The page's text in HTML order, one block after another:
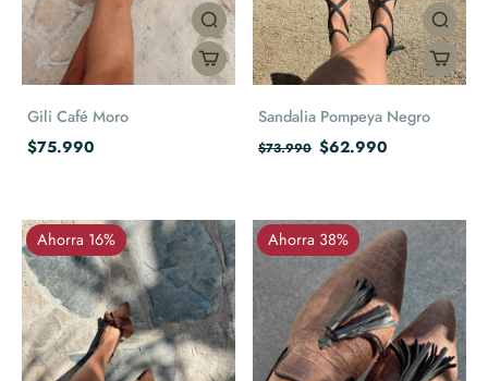
Gili Café Moro
$75.990
Sandalia Pompeya Negro
$73.990 $62.990
Ahorra 16% Ahorra 38%